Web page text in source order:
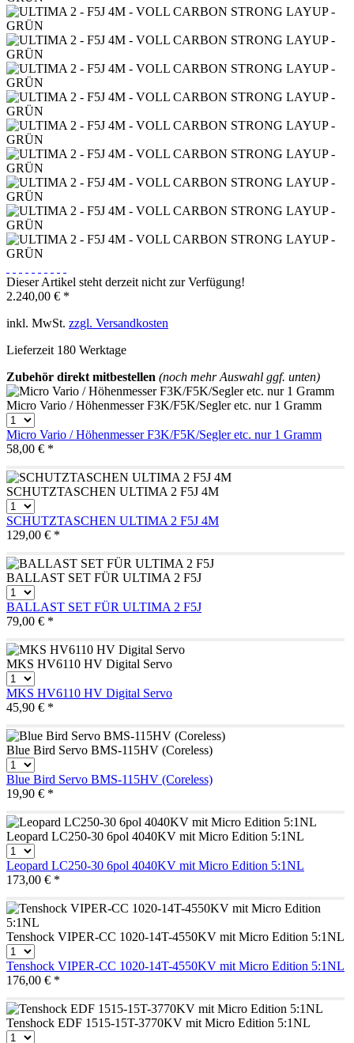
Dieser Artikel steht derzeit nicht zur Verfügung!
2.240,00 € *
inkl. MwSt. zzgl. Versandkosten
Lieferzeit 180 Werktage
Zubehör direkt mitbestellen (noch mehr Auswahl ggf. unten)
Micro Vario / Höhenmesser F3K/F5K/Segler etc. nur 1 Gramm
Micro Vario / Höhenmesser F3K/F5K/Segler etc. nur 1 Gramm
58,00 € *
SCHUTZTASCHEN ULTIMA 2 F5J 4M
SCHUTZTASCHEN ULTIMA 2 F5J 4M
129,00 € *
BALLAST SET FÜR ULTIMA 2 F5J
BALLAST SET FÜR ULTIMA 2 F5J
79,00 € *
MKS HV6110 HV Digital Servo
MKS HV6110 HV Digital Servo
45,90 € *
Blue Bird Servo BMS-115HV (Coreless)
Blue Bird Servo BMS-115HV (Coreless)
19,90 € *
Leopard LC250-30 6pol 4040KV mit Micro Edition 5:1NL
Leopard LC250-30 6pol 4040KV mit Micro Edition 5:1NL
173,00 € *
Tenshock VIPER-CC 1020-14T-4550KV mit Micro Edition 5:1NL
Tenshock VIPER-CC 1020-14T-4550KV mit Micro Edition 5:1NL
176,00 € *
Tenshock EDF 1515-15T-3770KV mit Micro Edition 5:1NL